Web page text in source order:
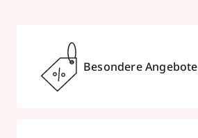
Kosmetik
Melanchthonstraße 11
Besondere Angebote